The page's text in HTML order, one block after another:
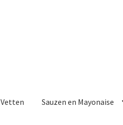
Vetten Sauzen en Mayonaise